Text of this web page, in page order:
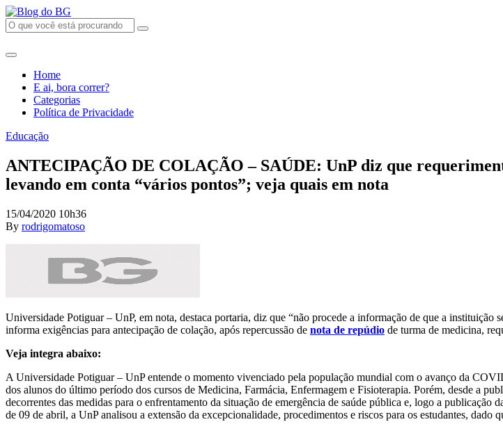
Home
E ai, bora correr?
Categorias
Política de Privacidade
Educação
ANTECIPAÇÃO DE COLAÇÃO – SAÚDE: UnP diz que
levando em conta “vários pontos”; veja quais em nota
15/04/2020 10h36
By rodrigomatoso
Universidade Potiguar – UnP, em nota, destaca portaria, diz que “não procede a informação de que a
informa exigências para antecipação de colação, após repercussão de nota de repúdio de turma de medicina,
Veja integra abaixo:
A Universidade Potiguar – UnP entende o momento vivenciado pela população mundial com o avanço da
dos alunos do último período dos cursos de Medicina, Farmácia, Enfermagem e Fisioterapia. Porém, desde a
decorrentes das medidas para o enfrentamento da situação de emergência de saúde pública e, logo a
de 09 de abril, a UnP analisou a extensão da excepcionalidade, procedimentos e riscos para os estudantes, dado